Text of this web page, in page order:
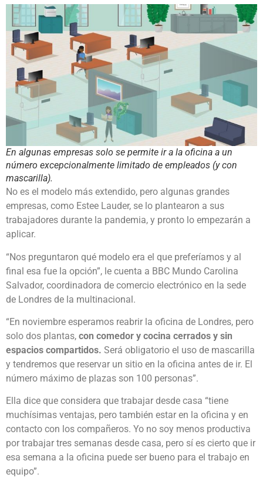
En algunas empresas solo se permite ir a la oficina a un
número excepcionalmente limitado de empleados (y con
mascarilla).
No es el modelo más extendido, pero algunas grandes
empresas, como Estee Lauder, se lo plantearon a sus
trabajadores durante la pandemia, y pronto lo empezarán a
aplicar.
“Nos preguntaron qué modelo era el que preferíamos y al
final esa fue la opción”, le cuenta a BBC Mundo Carolina
Salvador, coordinadora de comercio electrónico en la sede
de Londres de la multinacional.
“En noviembre esperamos reabrir la oficina de Londres, pero
solo dos plantas, con comedor y cocina cerrados y sin
espacios compartidos. Será obligatorio el uso de mascarilla
y tendremos que reservar un sitio en la oficina antes de ir. El
número máximo de plazas son 100 personas”.
Ella dice que considera que trabajar desde casa “tiene
muchísimas ventajas, pero también estar en la oficina y en
contacto con los compañeros. Yo no soy menos productiva
por trabajar tres semanas desde casa, pero sí es cierto que ir
esa semana a la oficina puede ser bueno para el trabajo en
equipo”.